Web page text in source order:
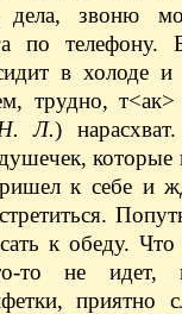
дела, звоню
по телефону.
в холоде и
трудно,
Л.)
которые
к себе и
к обеду.
то не идет,
приятно